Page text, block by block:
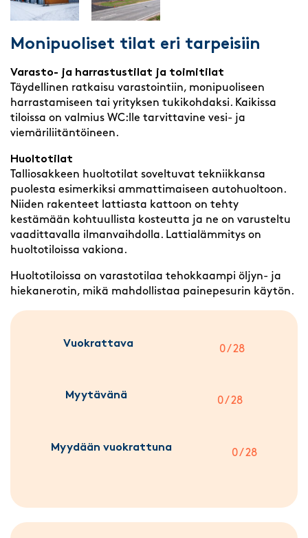
Monipuoliset tilat eri tarpeisiin
Varasto- ja harrastustilat ja toimitilat
Täydellinen ratkaisu varastointiin, monipuoliseen
harrastamiseen tai yrityksen tukikohdaksi. Kaikissa
tiloissa on valmius WC:lle tarvittavine vesi- ja
viemäriliitäntöineen.
Huoltotilat
Talliosakkeen huoltotilat soveltuvat tekniikkansa
puolesta esimerkiksi ammattimaiseen autohuoltoon.
Niiden rakenteet lattiasta kattoon on tehty
kestämään kohtuullista kosteutta ja ne on varusteltu
vaadittavalla ilmanvaihdolla. Lattialämmitys on
huoltotiloissa vakiona.
Huoltotiloissa on varastotilaa tehokkaampi öljyn- ja
hiekanerotin, mikä mahdollistaa painepesurin käytön.
Vuokrattava 0 / 28
Myytävänä 0 / 28
Myydään vuokrattuna 0 / 28